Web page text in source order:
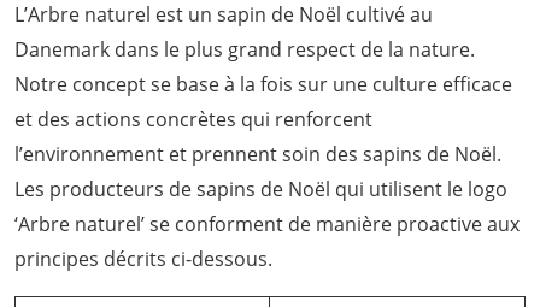
L’Arbre naturel est un sapin de Noël cultivé au
Danemark dans le plus grand respect de la nature.
Notre concept se base à la fois sur une culture efficace
et des actions concrètes qui renforcent
l’environnement et prennent soin des sapins de Noël.
Les producteurs de sapins de Noël qui utilisent le logo
‘Arbre naturel’ se conforment de manière proactive aux
principes décrits ci-dessous.